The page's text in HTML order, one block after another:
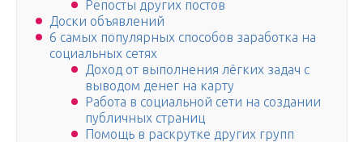
Репосты других постов
Доски объявлений
6 самых популярных способов заработка на
социальных сетях
Доход от выполнения лёгких задач с
выводом денег на карту
Работа в социальной сети на создании
публичных страниц
Помощь в раскрутке других групп